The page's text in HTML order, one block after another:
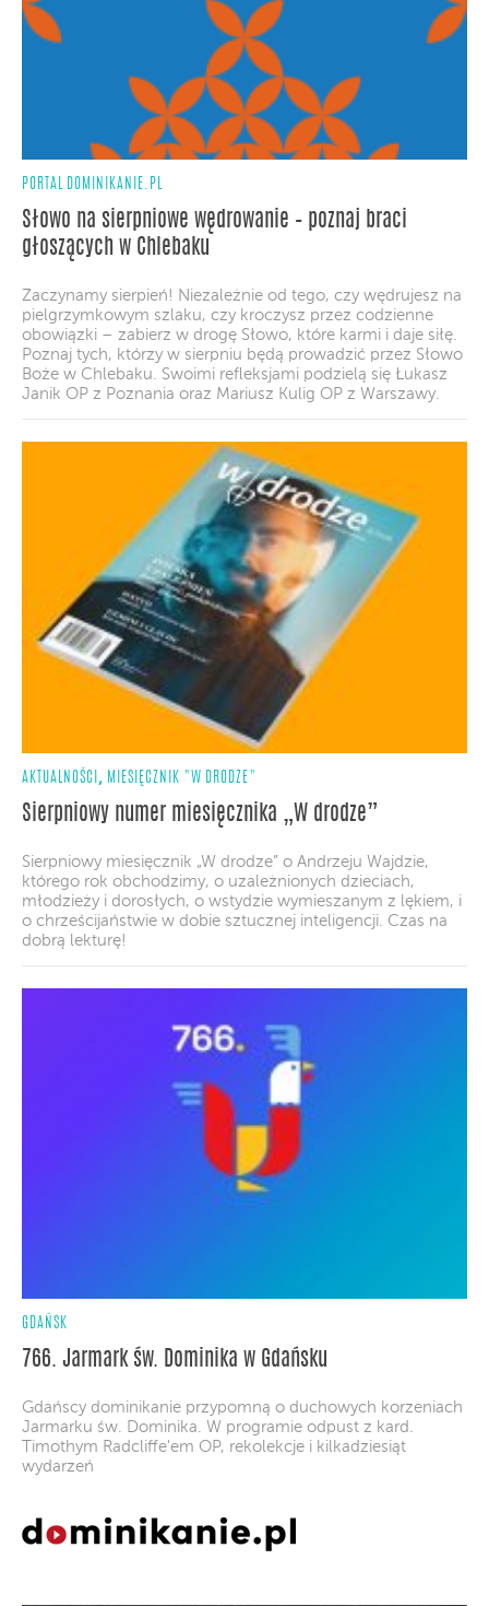
PORTAL DOMINIKANIE.PL
Słowo na sierpniowe wędrowanie – poznaj braci
głoszących w Chlebaku
Zaczynamy sierpień! Niezależnie od tego, czy wędrujesz na
pielgrzymkowym szlaku, czy kroczysz przez codzienne
obowiązki – zabierz w drogę Słowo, które karmi i daje siłę.
Poznaj tych, którzy w sierpniu będą prowadzić przez Słowo
Boże w Chlebaku. Swoimi refleksjami podzielą się Łukasz
Janik OP z Poznania oraz Mariusz Kulig OP z Warszawy.
AKTUALNOŚCI , MIESIĘCZNIK "W DRODZE"
Sierpniowy numer miesięcznika „W drodze”
Sierpniowy miesięcznik „W drodze” o Andrzeju Wajdzie,
którego rok obchodzimy, o uzależnionych dzieciach,
młodzieży i dorosłych, o wstydzie wymieszanym z lękiem, i
o chrześcijaństwie w dobie sztucznej inteligencji. Czas na
dobrą lekturę!
GDAŃSK
766. Jarmark św. Dominika w Gdańsku
Gdańscy dominikanie przypomną o duchowych korzeniach
Jarmarku św. Dominika. W programie odpust z kard.
Timothym Radcliffe'em OP, rekolekcje i kilkadziesiąt
wydarzeń